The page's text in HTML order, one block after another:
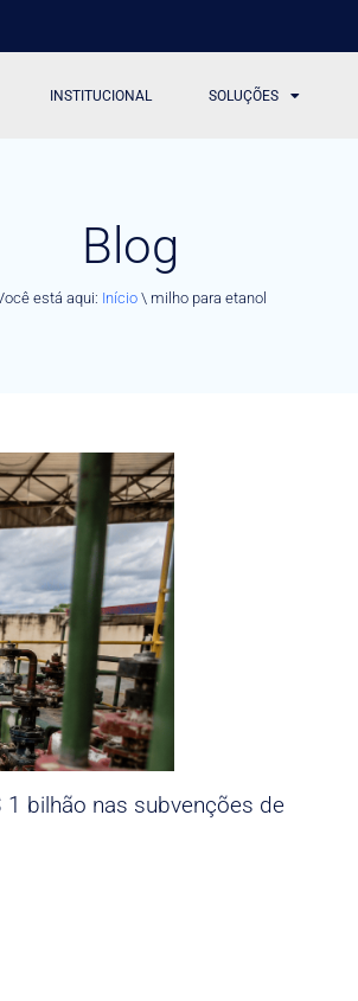
INSTITUCIONAL SOLUÇÕES
Blog
está aqui: Início\ milho para etanol
bilhão nas subvenções de